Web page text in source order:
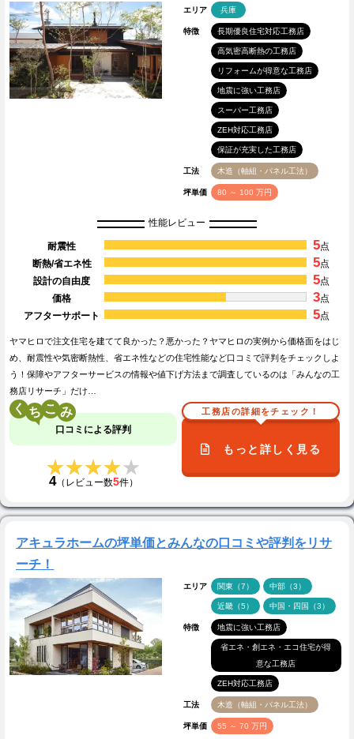
エリア 兵庫
特徴 長期優良住宅対応工務店
高気密高断熱の工務店
リフォームが得意な工務店
地震に強い工務店
スーパー工務店
ZEH対応工務店
保証が充実した工務店
工法 木造（軸組・パネル工法）
坪単価 80 ～ 100 万円
性能レビュー
耐震性 5点
断熱/省エネ性
5点
設計の自由度
5点
価格
3点
アフターサポート
5点
ヤマヒロで注文住宅を建てて良かった？悪かった？ヤマヒロの実例から価格面をはじ
め、耐震性や気密断熱性、省エネ性などの住宅性能など口コミで評判をチェックしよ
う！保障やアフターサービスの情報や値下げ方法まで調査しているのは「みんなの工
務店リサーチ」だけ…
く こ
口コミによる評判
★★★★★
★★★★★
4（レビュー数5件）
工務店の詳細をチェック！
もっと詳しく見る
アキュラホームの坪単価とみんなの口コミや評判をリサ
ーチ！
エリア 関東（7） 中部（3）
近畿（5） 中国・四国（3）
特徴 地震に強い工務店
省エネ・創エネ・エコ住宅が得
意な工務店
ZEH対応工務店
工法 木造（軸組・パネル工法）
坪単価 55 ～ 70 万円